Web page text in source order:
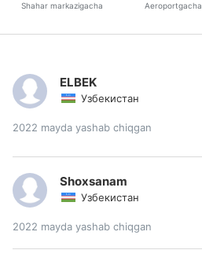
Shahar markazigacha Aeroportgacha
ELBEK
Узбекистан
2022 mayda yashab chiqgan
Shoxsanam
Узбекистан
2022 mayda yashab chiqgan